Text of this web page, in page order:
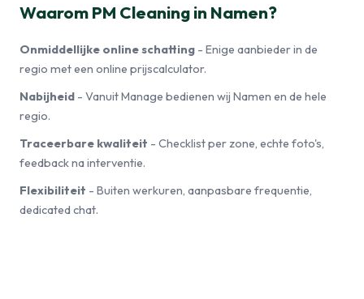
Waarom PM Cleaning in Namen?
Onmiddellijke online schatting - Enige aanbieder in de
regio met een online prijscalculator.
Nabijheid - Vanuit Manage bedienen wij Namen en de hele
regio.
Traceerbare kwaliteit - Checklist per zone, echte foto's,
feedback na interventie.
Flexibiliteit - Buiten werkuren, aanpasbare frequentie,
dedicated chat.